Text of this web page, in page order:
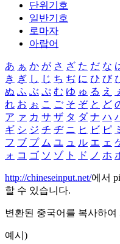
단위기호
일반기호
로마자
아랍어
あ ぁ か が さ ざ た だ な
き ぎ し じ ち ぢ に ひ び
ぬ ふ ぶ ぷ む ゆ ゅ る え
れ お ぉ こ ご そ ぞ と ど
ア ァ カ サ ザ タ ダ ナ ハ
ギ シ ジ チ ヂ ニ ヒ ビ ピ
フ ブ プ ム ユ ュ ル エ ェ
ォ コ ゴ ソ ゾ ト ド ノ ホ
http://chineseinput.net/에서
할 수 있습니다.
변환된 중국어를 복사하
예시)